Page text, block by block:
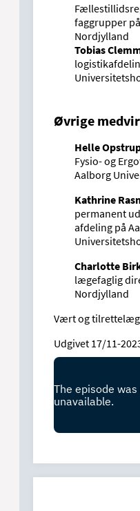
faggrupper
Nordjylland
Tobias
Øvrige
Helle
Fysio- og
Aalborg
Kathrine
permanent
afdeling på
Charlotte
lægefaglig
Nordjylland
Vært og
Udgivet 17/11-